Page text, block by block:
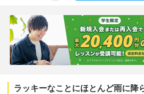
ラッキーなことにほとんど雨に降